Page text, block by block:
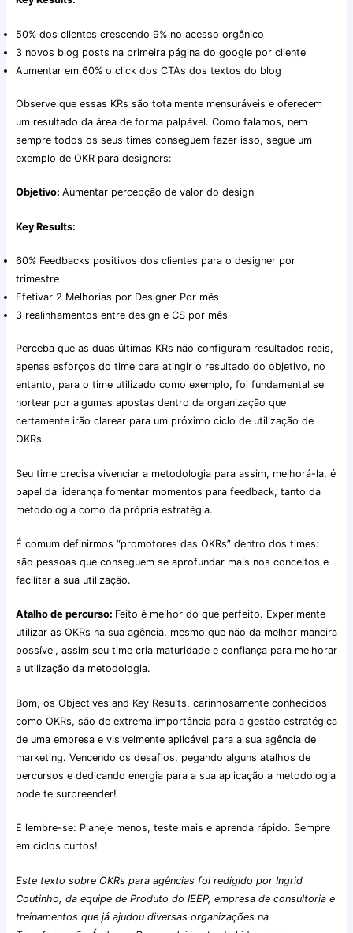
50% dos clientes crescendo 9% no acesso orgânico
3 novos blog posts na primeira página do google por cliente
Aumentar em 60% o click dos CTAs dos textos do blog
Observe que essas KRs são totalmente mensuráveis e oferecem
um resultado da área de forma palpável. Como falamos, nem
sempre todos os seus times conseguem fazer isso, segue um
exemplo de OKR para designers:
Objetivo: Aumentar percepção de valor do design
Key Results:
60% Feedbacks positivos dos clientes para o designer por
trimestre
Efetivar 2 Melhorias por Designer Por mês
3 realinhamentos entre design e CS por mês
Perceba que as duas últimas KRs não configuram resultados reais,
apenas esforços do time para atingir o resultado do objetivo, no
entanto, para o time utilizado como exemplo, foi fundamental se
nortear por algumas apostas dentro da organização que
certamente irão clarear para um próximo ciclo de utilização de
OKRs.
Seu time precisa vivenciar a metodologia para assim, melhorá-la, é
papel da liderança fomentar momentos para feedback, tanto da
metodologia como da própria estratégia.
É comum definirmos “promotores das OKRs” dentro dos times:
são pessoas que conseguem se aprofundar mais nos conceitos e
facilitar a sua utilização.
Atalho de percurso: Feito é melhor do que perfeito. Experimente
utilizar as OKRs na sua agência, mesmo que não da melhor maneira
possível, assim seu time cria maturidade e confiança para melhorar
a utilização da metodologia.
Bom, os Objectives and Key Results, carinhosamente conhecidos
como OKRs, são de extrema importância para a gestão estratégica
de uma empresa e visivelmente aplicável para a sua agência de
marketing. Vencendo os desafios, pegando alguns atalhos de
percursos e dedicando energia para a sua aplicação a metodologia
pode te surpreender!
E lembre-se: Planeje menos, teste mais e aprenda rápido. Sempre
em ciclos curtos!
Este texto sobre OKRs para agências foi redigido por Ingrid
Coutinho, da equipe de Produto do IEEP, empresa de consultoria e
treinamentos que já ajudou diversas organizações na